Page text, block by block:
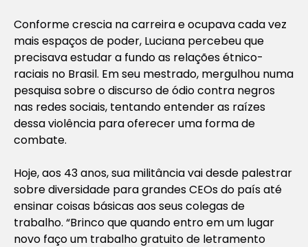
Conforme crescia na carreira e ocupava cada vez
mais espaços de poder, Luciana percebeu que
precisava estudar a fundo as relações étnico-
raciais no Brasil. Em seu mestrado, mergulhou numa
pesquisa sobre o discurso de ódio contra negros
nas redes sociais, tentando entender as raízes
dessa violência para oferecer uma forma de
combate.
Hoje, aos 43 anos, sua militância vai desde palestrar
sobre diversidade para grandes CEOs do país até
ensinar coisas básicas aos seus colegas de
trabalho. “Brinco que quando entro em um lugar
novo faço um trabalho gratuito de letramento